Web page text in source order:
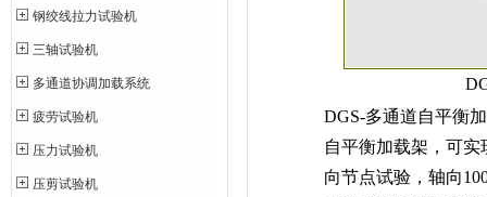
钢绞线拉力试验机
三轴试验机
多通道协调加载系统
疲劳试验机
压力试验机
压剪试验机
DGS-多通道自平衡
自平衡加载架，可
向节点试验，轴向